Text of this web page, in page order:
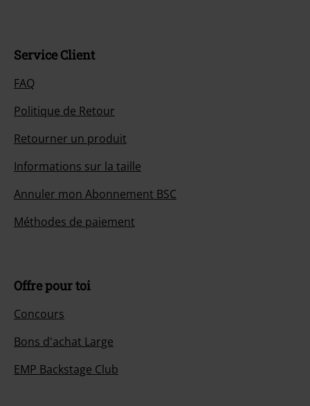
Service Client
FAQ
Politique de Retour
Retourner un produit
Informations sur la taille
Annuler mon Abonnement BSC
Méthodes de paiement
Offre pour toi
Concours
Bons d'achat Large
EMP Backstage Club